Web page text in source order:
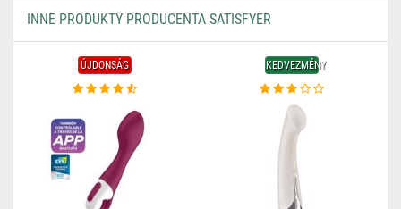
INNE PRODUKTY PRODUCENTA SATISFYER
ÚJDONSÁG KEDVEZMÉNY